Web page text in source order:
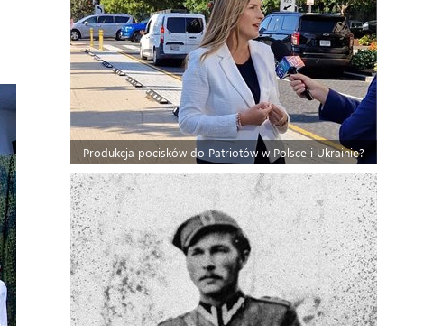
Produkcja pocisków do Patriotów w Polsce i Ukrainie?